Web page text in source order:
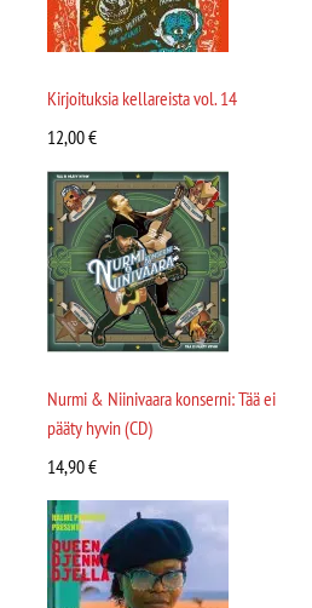
Kirjoituksia kellareista vol. 14
12,00€
Nurmi & Niinivaara konserni: Tää ei
pääty hyvin (CD)
14,90€